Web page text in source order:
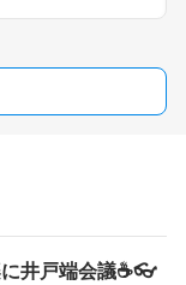
井戸端会議☕️👓️